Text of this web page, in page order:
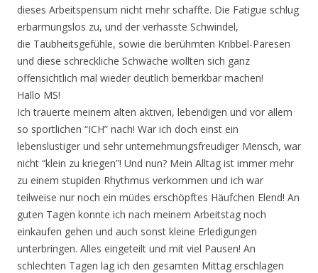
dieses Arbeitspensum nicht mehr schaffte. Die Fatigue schlug
erbarmungslos zu, und der verhasste Schwindel,
die Taubheitsgefühle, sowie die berühmten Kribbel-Paresen
und diese schreckliche Schwäche wollten sich ganz
offensichtlich mal wieder deutlich bemerkbar machen!
Hallo MS!
Ich trauerte meinem alten aktiven, lebendigen und vor allem
so sportlichen “ICH” nach! War ich doch einst ein
lebenslustiger und sehr unternehmungsfreudiger Mensch, war
nicht “klein zu kriegen”! Und nun? Mein Alltag ist immer mehr
zu einem stupiden Rhythmus verkommen und ich war
teilweise nur noch ein müdes erschöpftes Häufchen Elend! An
guten Tagen konnte ich nach meinem Arbeitstag noch
einkaufen gehen und auch sonst kleine Erledigungen
unterbringen. Alles eingeteilt und mit viel Pausen! An
schlechten Tagen lag ich den gesamten Mittag erschlagen